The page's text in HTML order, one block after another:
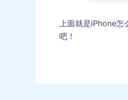
上面就是iPhone
吧！